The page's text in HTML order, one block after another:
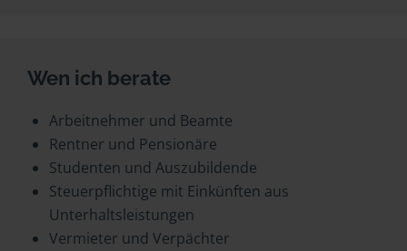
Wen ich berate
Arbeitnehmer und Beamte
Rentner und Pensionäre
Studenten und Auszubildende
Steuerpflichtige mit Einkünften aus
Unterhaltsleistungen
Vermieter und Verpächter